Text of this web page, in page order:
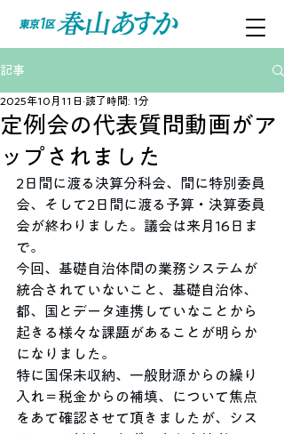
記事
定例会の代表質問動画がア
ップされました
2025年10月11日 読了時間: 1分
2日間に渡る決算分科会、間に特別委員
会、そして2日間に渡る予算・決算委員
会が終わりました。議会は来月16日ま
で。
今回、基礎自治体間の業務システムが
統合されていないこと、基礎自治体、
都、国とデータ連携していなことから
起きる様々な課題があることが明らか
になりました。
特に国保未収納、一般財源からの繰り
入れ＝税金からの補填、について焦点
をあて確認させて頂きましたが、シス